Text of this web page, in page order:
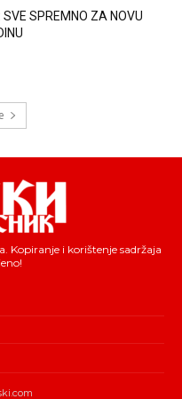
SPREMNO ZA NOVU
Kopiranje i korištenje sadržaja